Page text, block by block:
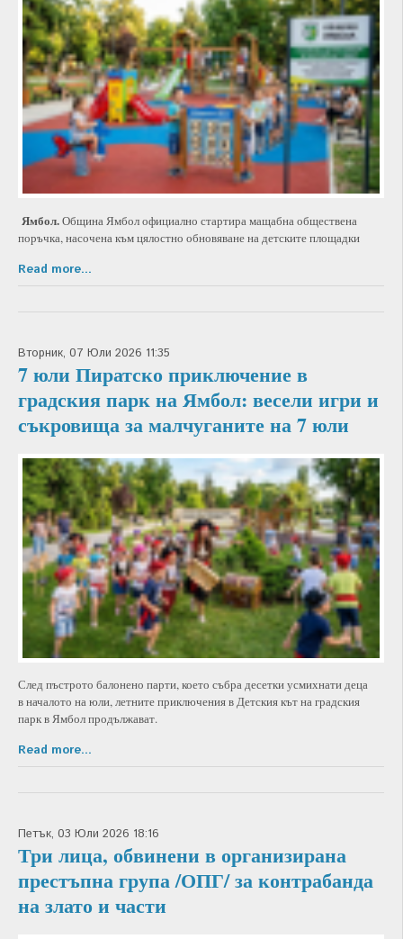
Ямбол.Община Ямбол официално стартира мащабна обществена
поръчка, насочена към цялостно обновяване на детските площадки
Read more...
Вторник, 07 Юли 2026 11:35
7 юли Пиратско приключение в
градския парк на Ямбол: весели игри и
съкровища за малчуганите на 7 юли
След пъстрото балонено парти, което събра десетки усмихнати деца
в началото на юли, летните приключения в Детския кът на градския
парк в Ямбол продължават.
Read more...
Петък, 03 Юли 2026 18:16
Три лица, обвинени в организирана
престъпна група /ОПГ/ за контрабанда
на злато и части